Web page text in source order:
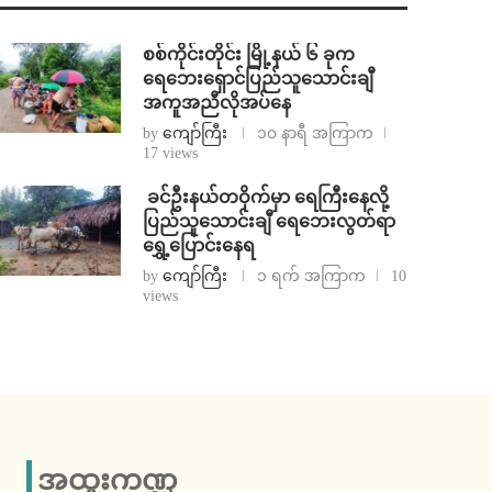
စစ်ကိုင်းတိုင်း မြို့နယ် ၆ ခုက
ရေဘေးရှောင်ပြည်သူသောင်းချီ
အကူအညီလိုအပ်နေ
byကျော်ကြီး
၁၀ နာရီ အကြာက
17 views
⁩ ⁨ခင်ဦးနယ်တဝိုက်မှာ ရေကြီးနေလို့
ပြည်သူသောင်းချီ ရေဘေးလွတ်ရာ
ရွှေ့ပြောင်းနေရ
byကျော်ကြီး ၁ ရက် အကြာက
10
views
အထူးကဏ္ဍ